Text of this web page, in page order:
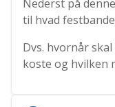
Nederst på
til hvad
Dvs. hvornår
koste og hvilken